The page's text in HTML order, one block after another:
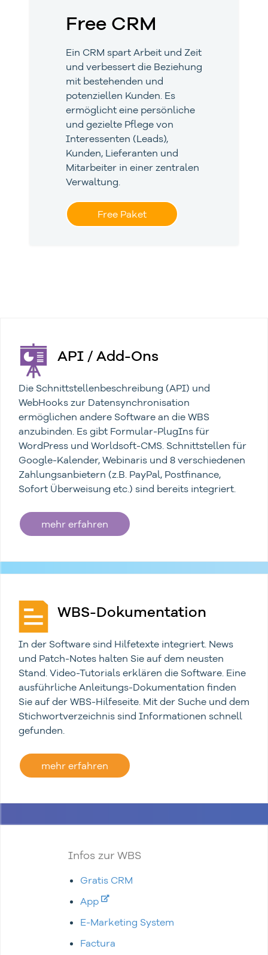
Free CRM
Ein CRM spart Arbeit und Zeit
und verbessert die Beziehung
mit bestehenden und
potenziellen Kunden. Es
ermöglicht eine persönliche
und gezielte Pflege von
Interessenten (Leads),
Kunden, Lieferanten und
Mitarbeiter in einer zentralen
Verwaltung.
Free Paket
API / Add-Ons
Die Schnittstellenbeschreibung (API) und
WebHooks zur Datensynchronisation
ermöglichen andere Software an die WBS
anzubinden. Es gibt Formular-PlugIns für
WordPress und Worldsoft-CMS. Schnittstellen für
Google-Kalender, Webinaris und 8 verschiedenen
Zahlungsanbietern (z.B. PayPal, Postfinance,
Sofort Überweisung etc.) sind bereits integriert.
mehr erfahren
WBS-Dokumentation
In der Software sind Hilfetexte integriert. News
und Patch-Notes halten Sie auf dem neusten
Stand. Video-Tutorials erklären die Software. Eine
ausführliche Anleitungs-Dokumentation finden
Sie auf der WBS-Hilfeseite. Mit der Suche und dem
Stichwortverzeichnis sind Informationen schnell
gefunden.
mehr erfahren
Infos zur WBS
Gratis CRM
App
E-Marketing System
Factura